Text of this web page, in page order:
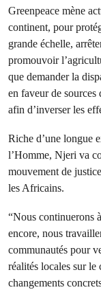
Greenpeace mène
continent, pour
grande échelle,
promouvoir
que demander la
en faveur de
afin d’inverser les
Riche d’une longue
l’Homme, Njeri va
mouvement de
les Africains.
“Nous continuerons
encore, nous
communautés pour
réalités locales sur le
changements